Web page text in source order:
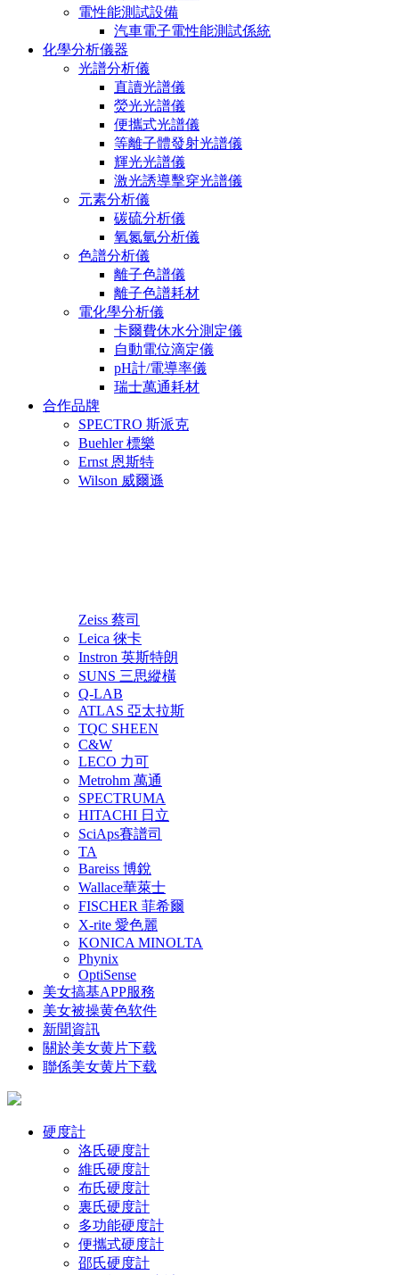
電性能測試設備
汽車電子電性能測試係統
化學分析儀器
光譜分析儀
直讀光譜儀
熒光光譜儀
便攜式光譜儀
等離子體發射光譜儀
輝光光譜儀
激光誘導擊穿光譜儀
元素分析儀
碳硫分析儀
氧氮氫分析儀
色譜分析儀
離子色譜儀
離子色譜耗材
電化學分析儀
卡爾費休水分測定儀
自動電位滴定儀
pH計/電導率儀
瑞士萬通耗材
合作品牌
SPECTRO 斯派克
Buehler 標樂
Ernst 恩斯特
Wilson 威爾遜
Zeiss 蔡司
Leica 徠卡
Instron 英斯特朗
SUNS 三思縱橫
Q-LAB
ATLAS 亞太拉斯
TQC SHEEN
C&W
LECO 力可
Metrohm 萬通
SPECTRUMA
HITACHI 日立
SciAps賽譜司
TA
Bareiss 博銳
Wallace華萊士
FISCHER 菲希爾
X-rite 愛色麗
KONICA MINOLTA
Phynix
OptiSense
美女搞基APP服務
美女被操黄色软件
新聞資訊
關於美女黄片下载
聯係美女黄片下载
硬度計
洛氏硬度計
維氏硬度計
布氏硬度計
裏氏硬度計
多功能硬度計
便攜式硬度計
邵氏硬度計